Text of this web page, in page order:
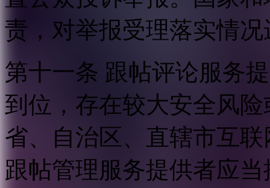
责，对举报受理落实情
第十一条 跟帖评论服务
到位，存在较大安全风
省、自治区、直辖市互
跟帖管理服务提供者应